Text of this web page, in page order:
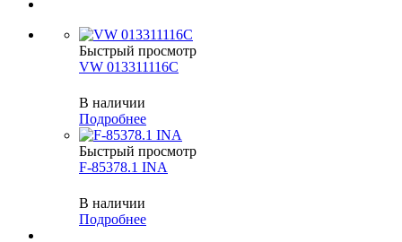
Быстрый просмотр
VW 013311116C
В наличии
Подробнее
Быстрый просмотр
F-85378.1 INA
В наличии
Подробнее